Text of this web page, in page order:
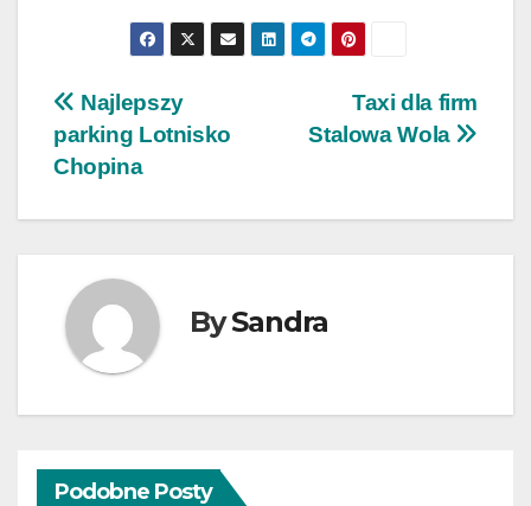
Nawigacja
wpisu
Taxi dla firm
Stalowa Wola
Najlepszy
parking Lotnisko
Chopina
BySandra
Podobne Posty